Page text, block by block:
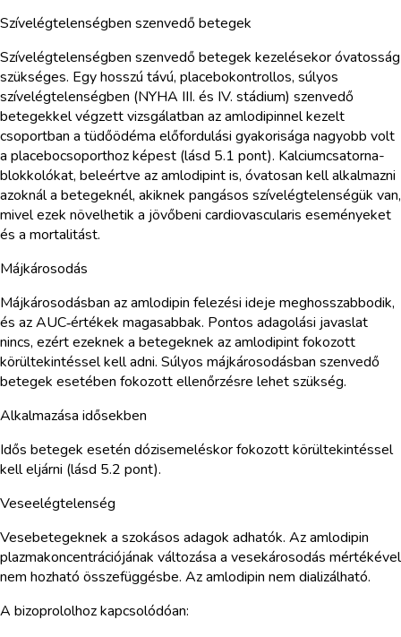
Szívelégtelenségben szenvedő betegek
Szívelégtelenségben szenvedő betegek kezelésekor óvatosság
szükséges. Egy hosszú távú, placebokontrollos, súlyos
szívelégtelenségben (NYHA III. és IV. stádium) szenvedő
betegekkel végzett vizsgálatban az amlodipinnel kezelt
csoportban a tüdőödéma előfordulási gyakorisága nagyobb volt
a placebocsoporthoz képest (lásd 5.1 pont). Kalciumcsatorna-
blokkolókat, beleértve az amlodipint is, óvatosan kell alkalmazni
azoknál a betegeknél, akiknek pangásos szívelégtelenségük van,
mivel ezek növelhetik a jövőbeni cardiovascularis eseményeket
és a mortalitást.
Májkárosodás
Májkárosodásban az amlodipin felezési ideje meghosszabbodik,
és az AUC‑értékek magasabbak. Pontos adagolási javaslat
nincs, ezért ezeknek a betegeknek az amlodipint fokozott
körültekintéssel kell adni. Súlyos májkárosodásban szenvedő
betegek esetében fokozott ellenőrzésre lehet szükség.
Alkalmazása idősekben
Idős betegek esetén dózisemeléskor fokozott körültekintéssel
kell eljárni (lásd 5.2 pont).
Veseelégtelenség
Vesebetegeknek a szokásos adagok adhatók. Az amlodipin
plazmakoncentrációjának változása a vesekárosodás mértékével
nem hozható összefüggésbe. Az amlodipin nem dializálható.
A bizoprololhoz kapcsolódóan: